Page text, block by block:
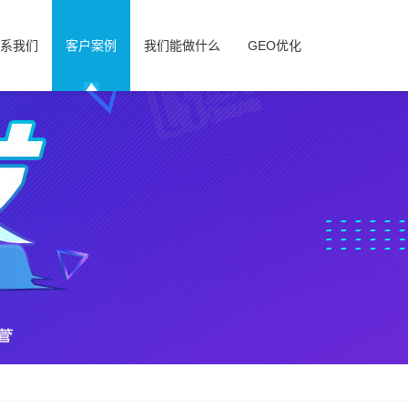
我们 客户案例 我们能做什么 GEO优化